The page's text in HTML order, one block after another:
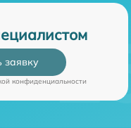
заявку
конфиденциальности